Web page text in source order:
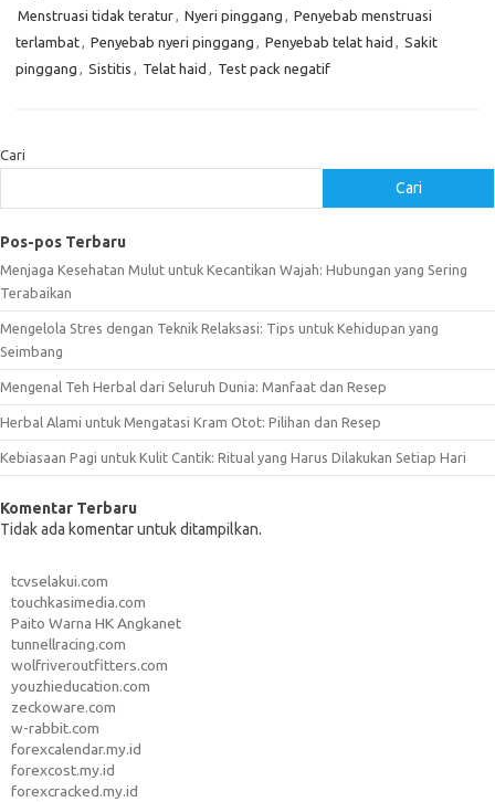
Menstruasi tidak teratur, Nyeri pinggang , Penyebab menstruasi
terlambat, Penyebab nyeri pinggang , Penyebab telat haid , Sakit
pinggang , Sistitis , Telat haid , Test pack negatif
Cari
Cari
Pos-pos Terbaru
Menjaga Kesehatan Mulut untuk Kecantikan Wajah: Hubungan yang Sering
Terabaikan
Mengelola Stres dengan Teknik Relaksasi: Tips untuk Kehidupan yang
Seimbang
Mengenal Teh Herbal dari Seluruh Dunia: Manfaat dan Resep
Herbal Alami untuk Mengatasi Kram Otot: Pilihan dan Resep
Kebiasaan Pagi untuk Kulit Cantik: Ritual yang Harus Dilakukan Setiap Hari
Komentar Terbaru
Tidak ada komentar untuk ditampilkan.
tcvselakui.com
touchkasimedia.com
Paito Warna HK Angkanet
tunnellracing.com
wolfriveroutfitters.com
youzhieducation.com
zeckoware.com
w-rabbit.com
forexcalendar.my.id
forexcost.my.id
forexcracked.my.id